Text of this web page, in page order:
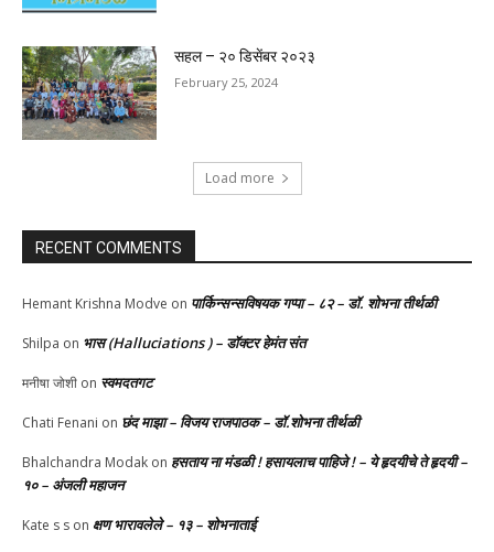
सहल – २० डिसेंबर २०२३
February 25, 2024
Load more
RECENT COMMENTS
Hemant Krishna Modve on पार्किन्सन्सविषयक गप्पा – ८२ – डॉ. शोभना तीर्थळी
Shilpa on भास (Halluciations ) – डॉक्टर हेमंत संत
मनीषा जोशी on स्वमदतगट
Chati Fenani on छंद माझा – विजय राजपाठक – डॉ.शोभना तीर्थळी
Bhalchandra Modak on हसताय ना मंडळी‌ ! हसायलाच पाहिजे ! – ये हृदयीचे ते हृदयी –
१० – अंजली महाजन
Kate s s on क्षण भारावलेले – १३ – शोभनाताई